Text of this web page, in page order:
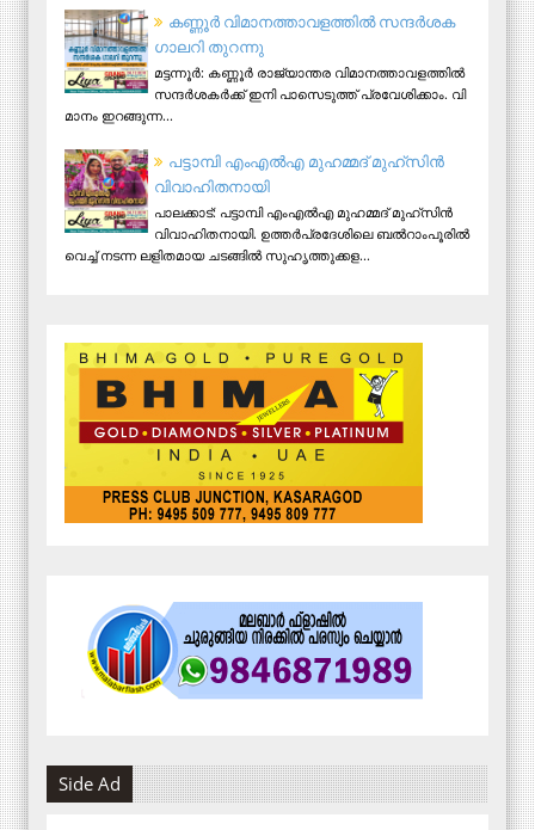
ക​ണ്ണൂ​ർ വി​മാ​ന​ത്താ​വ​ള​ത്തി​ൽ സ​ന്ദ​ർ​ശ​ക
ഗാ​ല​റി തു​റ​ന്നു
മ​ട്ട​ന്നൂ​ർ: ക​ണ്ണൂ​ർ രാ​ജ്യാ​ന്ത​ര വി​മാ​ന​ത്താ​വ​ള​ത്തി​ൽ
സ​ന്ദ​ർ​ശ​ക​ർ​ക്ക് ഇ​നി പാ​സെ​ടു​ത്ത് പ്ര​വേ​ശി​ക്കാം. വി​
മാ​നം ഇ​റ​ങ്ങു​ന്ന...
പട്ടാമ്പി എംഎല്‍എ മുഹമ്മദ് മുഹ്‌സിന്‍
വിവാഹിതനായി
പാലക്കാട്: പട്ടാമ്പി എംഎല്‍എ മുഹമ്മദ് മുഹ്‌സിന്‍
വിവാഹിതനായി. ഉത്തര്‍പ്രദേശിലെ ബല്‍റാംപൂരില്‍
വെച്ച് നടന്ന ലളിതമായ ചടങ്ങില്‍ സുഹൃത്തുക്കള...
Side Ad